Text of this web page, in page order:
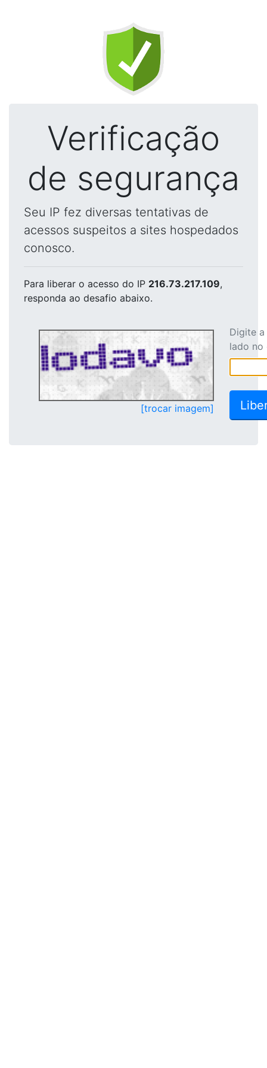
Verificação
de segurança
Seu IP fez diversas tentativas de
acessos suspeitos a sites hospedados
conosco.
Para liberar o acesso do IP 216.73.217.109,
responda ao desafio abaixo.
[trocar imagem]
Digite
lado no